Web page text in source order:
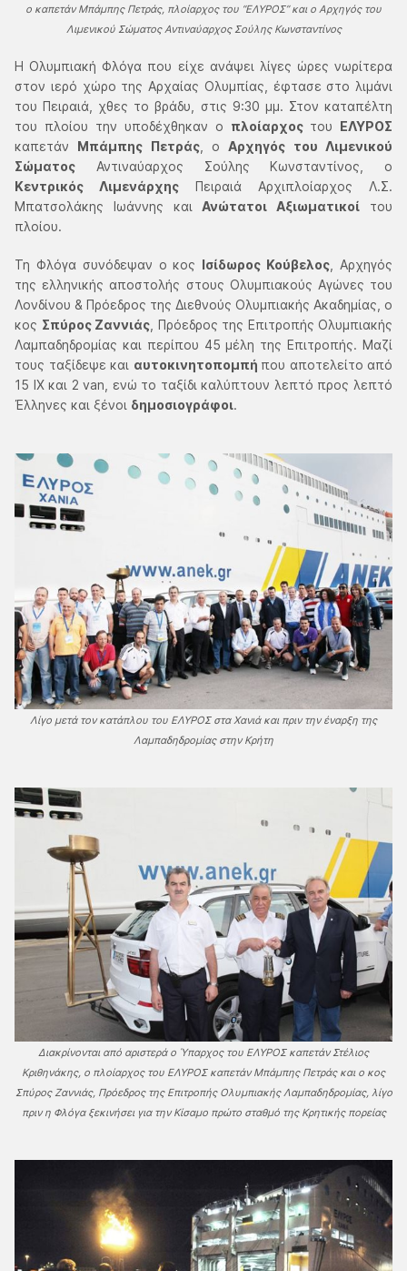
ο καπετάν Μπάμπης Πετράς, πλοίαρχος του “ΕΛΥΡΟΣ” και ο Αρχηγός του
Λιμενικού Σώματος Αντιναύαρχος Σούλης Κωνσταντίνος
Η Ολυμπιακή Φλόγα που είχε ανάψει λίγες ώρες νωρίτερα
στον ιερό χώρο της Αρχαίας Ολυμπίας, έφτασε στο λιμάνι
του Πειραιά, χθες το βράδυ, στις 9:30 μμ. Στον καταπέλτη
του πλοίου την υποδέχθηκαν ο πλοίαρχος του ΕΛΥΡΟΣ
καπετάν Μπάμπης Πετράς, οΑρχηγός του Λιμενικού
Σώματος Αντιναύαρχος Σούλης Κωνσταντίνος, ο
Κεντρικός Λιμενάρχης Πειραιά Αρχιπλοίαρχος Λ.Σ.
Μπατσολάκης Ιωάννης καιΑνώτατοι Αξιωματικοί του
πλοίου.
Τη Φλόγα συνόδεψαν ο κος Ισίδωρος Κούβελος , Αρχηγός
της ελληνικής αποστολής στους Ολυμπιακούς Αγώνες του
Λονδίνου & Πρόεδρος της Διεθνούς Ολυμπιακής Ακαδημίας, ο
κος Σπύρος Ζαννιάς , Πρόεδρος της Επιτροπής Ολυμπιακής
Λαμπαδηδρομίας και περίπου 45 μέλη της Επιτροπής. Μαζί
τους ταξίδεψε και αυτοκινητοπομπή που αποτελείτο από
15 ΙΧ και 2 van, ενώ το ταξίδι καλύπτουν λεπτό προς λεπτό
Έλληνες και ξένοι δημοσιογράφοι.
Λίγο μετά τον κατάπλου του ΕΛΥΡΟΣ στα Χανιά και πριν την έναρξη της
Λαμπαδηδρομίας στην Κρήτη
Διακρίνονται από αριστερά ο Ύπαρχος του ΕΛΥΡΟΣ καπετάν Στέλιος
Κριθηνάκης, ο πλοίαρχος του ΕΛΥΡΟΣ καπετάν Μπάμπης Πετράς και ο κος
Σπύρος Ζαννιάς, Πρόεδρος της Επιτροπής Ολυμπιακής Λαμπαδηδρομίας, λίγο
πριν η Φλόγα ξεκινήσει για την Κίσαμο πρώτο σταθμό της Κρητικής πορείας